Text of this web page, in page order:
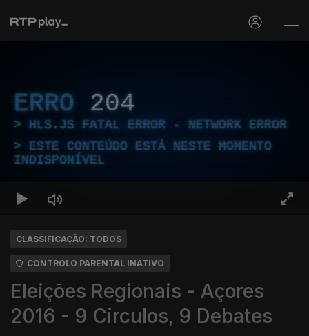
ERRO 204
HLS.JS FATAL ERROR - NETWORK ERROR
ESTE CONTEÚDO ESTÁ NESTE MOMENTO
INDISPONÍVEL
CLASSIFICAÇÃO: TODOS
CONTROLO PARENTAL INATIVO
Eleições Regionais - Açores
2016 - 9 Circulos, 9 Debates